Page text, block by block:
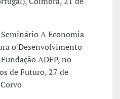
A Economia
o Desenvolvimento
ADFP, no
de Futuro, 27 de